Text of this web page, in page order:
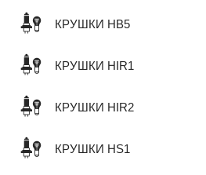
КРУШКИ HB5
КРУШКИ HIR1
КРУШКИ HIR2
КРУШКИ HS1